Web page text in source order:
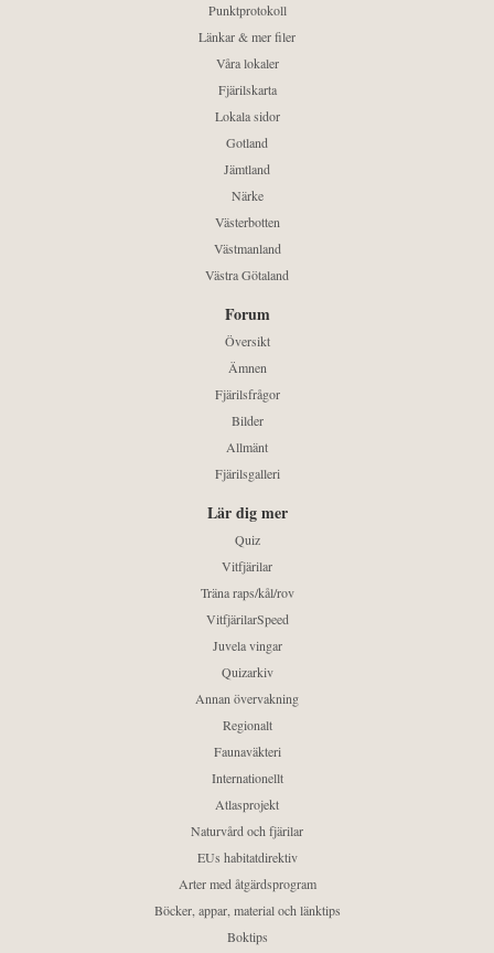
Punktprotokoll
Länkar & mer filer
Våra lokaler
Fjärilskarta
Lokala sidor
Gotland
Jämtland
Närke
Västerbotten
Västmanland
Västra Götaland
Forum
Översikt
Ämnen
Fjärilsfrågor
Bilder
Allmänt
Fjärilsgalleri
Lär dig mer
Quiz
Vitfjärilar
Träna raps/kål/rov
VitfjärilarSpeed
Juvela vingar
Quizarkiv
Annan övervakning
Regionalt
Faunaväkteri
Internationellt
Atlasprojekt
Naturvård och fjärilar
EUs habitatdirektiv
Arter med åtgärdsprogram
Böcker, appar, material och länktips
Boktips